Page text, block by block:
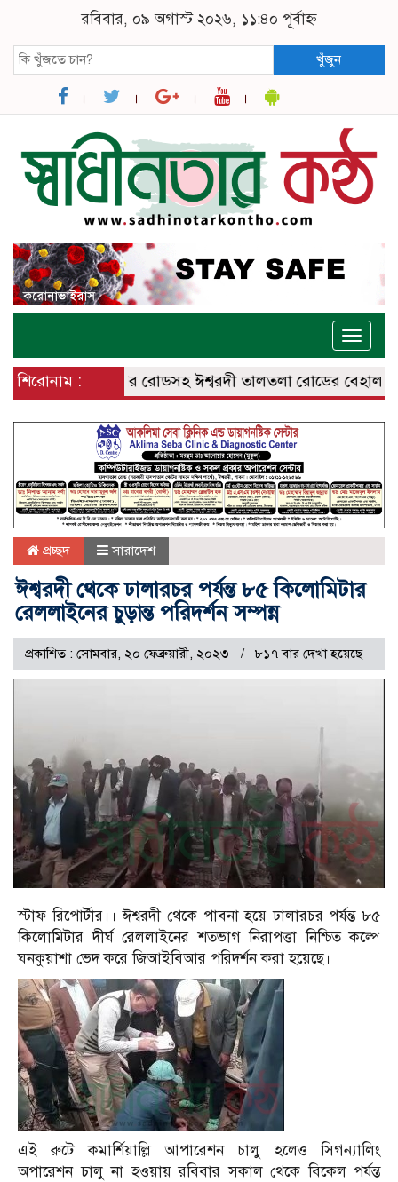
রবিবার, ০৯ অগাস্ট ২০২৬, ১১:৪০ পূর্বাহ্ন
খুঁজুন
Toggle
শিরোনাম :
– বানেশ্বর রোডসহ ঈশ্বরদী তালতলা রোডের বেহালদশা
প্রচ্ছদ সারাদেশ
ঈশ্বরদী থেকে ঢালারচর পর্যন্ত ৮৫ কিলোমিটার
রেললাইনের চুড়ান্ত পরিদর্শন সম্পন্ন
প্রকাশিত : সোমবার, ২০ ফেব্রুয়ারী, ২০২৩ ৮১৭ বার দেখা হয়েছে
স্টাফ রিপোর্টার।। ঈশ্বরদী থেকে পাবনা হয়ে ঢালারচর পর্যন্ত ৮৫
কিলোমিটার দীর্ঘ রেললাইনের শতভাগ নিরাপত্তা নিশ্চিত কল্পে
ঘনকুয়াশা ভেদ করে জিআইবিআর পরিদর্শন করা হয়েছে।
এই রুটে কমার্শিয়াল্লি আপারেশন চালু হলেও সিগন্যালিং
অপারেশন চালু না হওয়ায় রবিবার সকাল থেকে বিকেল পর্যন্ত